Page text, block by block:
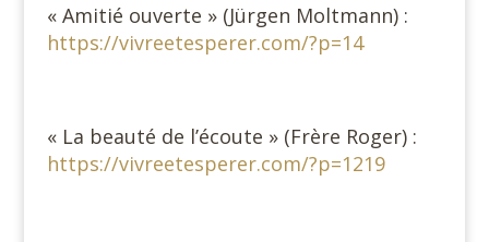
« Amitié ouverte » (Jürgen Moltmann) :
https://vivreetesperer.com/?p=14
« La beauté de l’écoute » (Frère Roger) :
https://vivreetesperer.com/?p=1219